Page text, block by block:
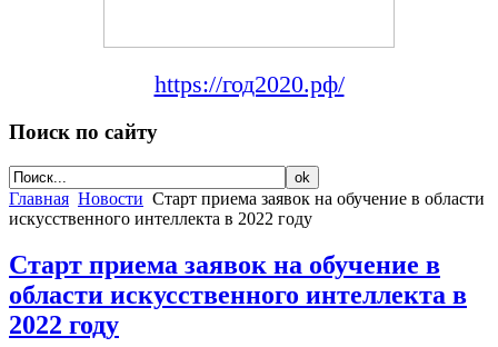
https://год2020.рф/
Поиск по сайту
Главная Новости Старт приема заявок на обучение в области
искусственного интеллекта в 2022 году
Старт приема заявок на обучение в
области искусственного интеллекта в
2022 году